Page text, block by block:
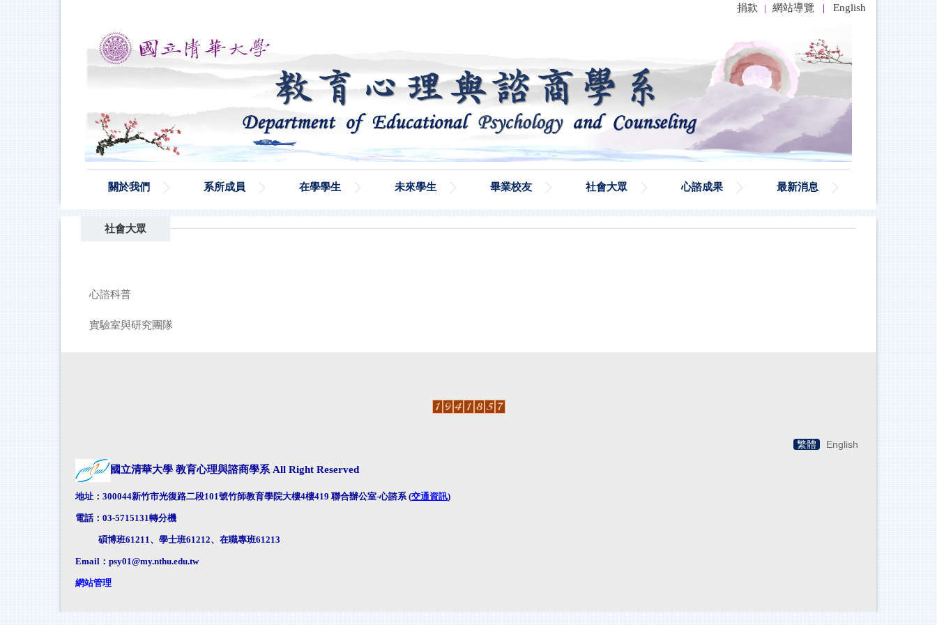
捐款 網站導覽 | English
關於我們 系所成員 在學學生 未來學生 畢業校友 社會大眾 心諮成果 最新消息
社會大眾
心諮科普
實驗室與研究團隊
繁體 English
國立清華大學 教育心理與諮商學系 All Right Reserved
地址：300044新竹市光復路二段101號竹師教育學院大樓4樓419 聯合辦公室-心諮系 (交通資訊)
電話：03-5715131轉分機
碩博班61211、學士班61212、在職專班61213
Email： psy01@my.nthu.edu.tw
網站管理